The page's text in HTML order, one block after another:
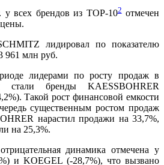
у всех брендов из ТОР-102отмечен
лидировал по показателю
961 млн руб.
лидерами по росту продаж в
стали бренды KAESSBOHRER
Такой рост финансовой емкости
существенным ростом продаж
нарастил продажи на 33,7%,
на 25,3%.
динамика отмечена у
и KOEGEL (-28,7%), что вызвано